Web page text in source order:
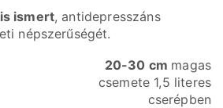
ismert, antidepresszáns
népszerűségét.
20-30 cm magas
csemete 1,5 literes
cserépben